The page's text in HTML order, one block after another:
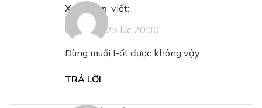
Xuan tien viết:
09/09/2025 lúc 20:30
Dùng muối I-ốt được không vậy
TRẢ LỜI